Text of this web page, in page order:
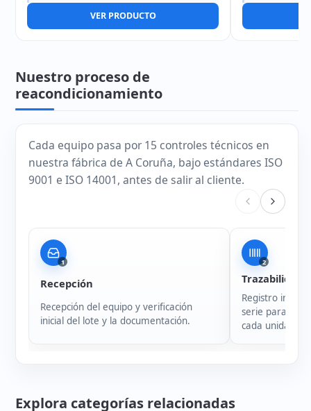
VER PRODUCTO
Nuestro proceso de
reacondicionamiento
Cada equipo pasa por 15 controles técnicos en
nuestra fábrica de A Coruña, bajo estándares ISO
9001 e ISO 14001, antes de salir al cliente.
1
Recepción
Recepción del equipo y verificación
inicial del lote y la documentación.
2
Trazabilidad
Registro
serie para
cada unidad.
Explora categorías relacionadas